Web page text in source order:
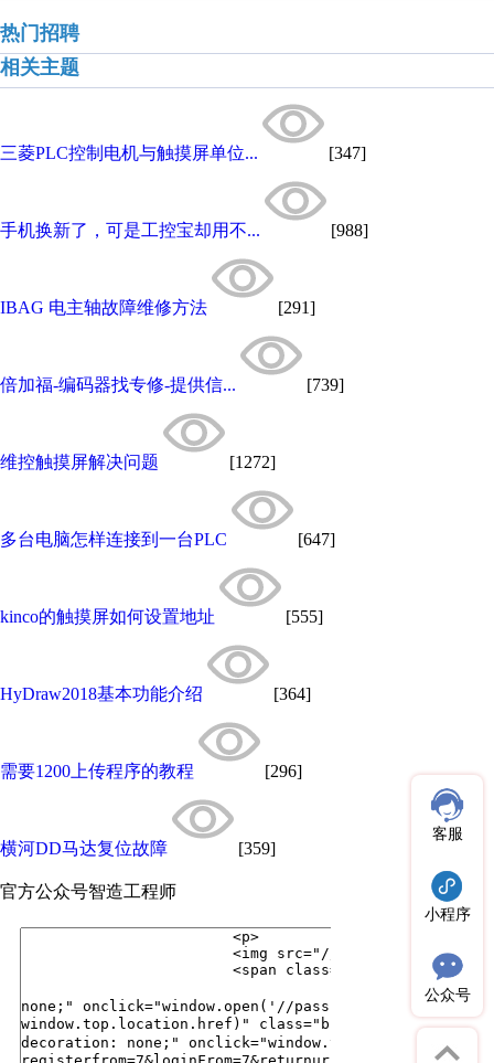
热门招聘
相关主题
三菱PLC控制电机与触摸屏单位... [347]
手机换新了，可是工控宝却用不... [988]
IBAG 电主轴故障维修方法 [291]
倍加福-编码器找专修-提供信... [739]
维控触摸屏解决问题 [1272]
多台电脑怎样连接到一台PLC [647]
kinco的触摸屏如何设置地址 [555]
HyDraw2018基本功能介绍 [364]
需要1200上传程序的教程 [296]
横河DD马达复位故障 [359]
官方公众号智造工程师
客服
小程序
公众号